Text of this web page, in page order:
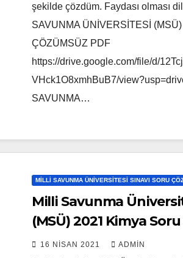
şekilde çözdüm. Faydası olması
SAVUNMA ÜNİVERSİTESİ
ÇÖZÜMSÜZ PDF
https://drive.google.com/file/d/
VHck1O8xmhBuB7/
SAVUNMA…
MILLI SAVUNMA ÜNIVERSITESI SINAVI SORU
Milli Savunma
(MSÜ) 2021 Kimya
16 NISAN 2021 ADMIN